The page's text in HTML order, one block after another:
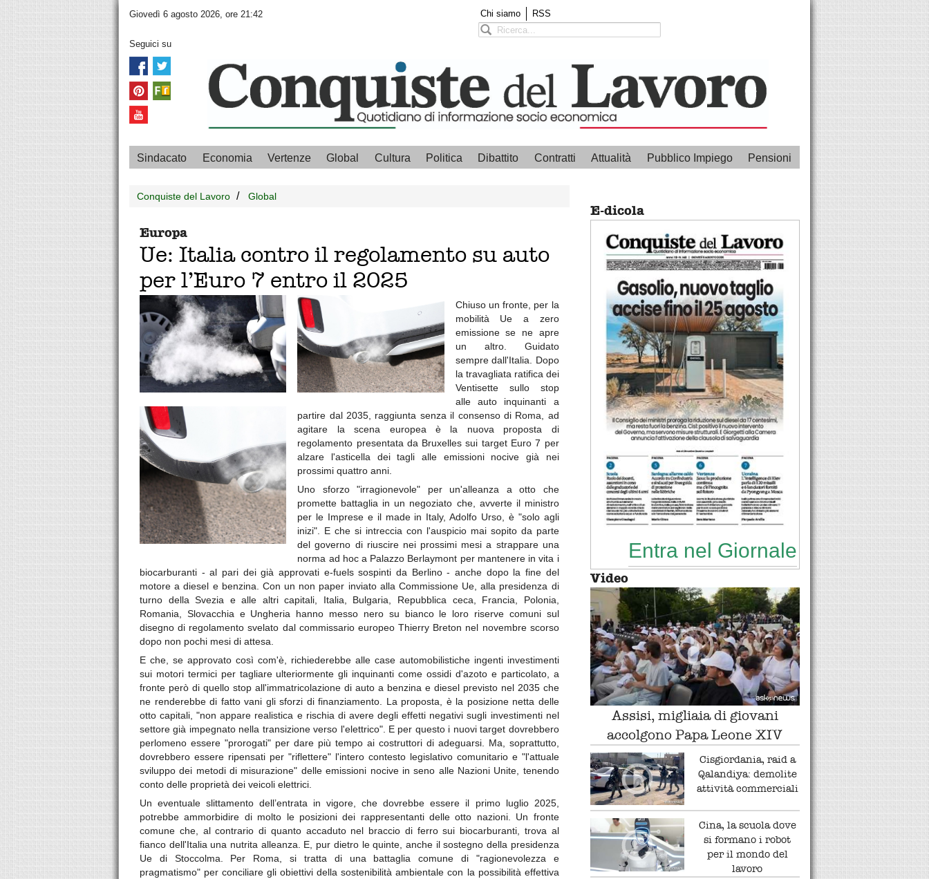
Giovedì 6 agosto 2026, ore 21:42 Chi siamo RSS
Seguici su
Sindacato Economia Vertenze Global Cultura Politica Dibattito Contratti Attualità Pubblico Impiego Pensioni
Conquiste del Lavoro Global
Europa
Ue: Italia contro il regolamento su auto
per l’Euro 7 entro il 2025
Chiuso un fronte, per la
mobilità Ue a zero
emissione se ne apre
un altro. Guidato
sempre dall'Italia. Dopo
la travagliata ratifica dei
Ventisette sullo stop
alle auto inquinanti a
partire dal 2035, raggiunta senza il consenso di Roma, ad
agitare la scena europea è la nuova proposta di
regolamento presentata da Bruxelles sui target Euro 7 per
alzare l'asticella dei tagli alle emissioni nocive già nei
prossimi quattro anni.
Uno sforzo "irragionevole" per un'alleanza a otto che
promette battaglia in un negoziato che, avverte il ministro
per le Imprese e il made in Italy, Adolfo Urso, è "solo agli
inizi". E che si intreccia con l'auspicio mai sopito da parte
del governo di riuscire nei prossimi mesi a strappare una
norma ad hoc a Palazzo Berlaymont per mantenere in vita i
biocarburanti - al pari dei già approvati e-fuels sospinti da Berlino - anche dopo la fine del
motore a diesel e benzina. Con un non paper inviato alla Commissione Ue, alla presidenza di
turno della Svezia e alle altri capitali, Italia, Bulgaria, Repubblica ceca, Francia, Polonia,
Romania, Slovacchia e Ungheria hanno messo nero su bianco le loro riserve comuni sul
disegno di regolamento svelato dal commissario europeo Thierry Breton nel novembre scorso
dopo non pochi mesi di attesa.
E che, se approvato così com'è, richiederebbe alle case automobilistiche ingenti investimenti
sui motori termici per tagliare ulteriormente gli inquinanti come ossidi d'azoto e particolato, a
fronte però di quello stop all'immatricolazione di auto a benzina e diesel previsto nel 2035 che
ne renderebbe di fatto vani gli sforzi di finanziamento. La proposta, è la posizione netta delle
otto capitali, "non appare realistica e rischia di avere degli effetti negativi sugli investimenti nel
settore già impegnato nella transizione verso l'elettrico". E per questo i nuovi target dovrebbero
perlomeno essere "prorogati" per dare più tempo ai costruttori di adeguarsi. Ma, soprattutto,
dovrebbero essere ripensati per "riflettere" l'intero contesto legislativo comunitario e "l'attuale
sviluppo dei metodi di misurazione" delle emissioni nocive in seno alle Nazioni Unite, tenendo
conto delle proprietà dei veicoli elettrici.
Un eventuale slittamento dell’entrata in vigore, che dovrebbe essere il primo luglio 2025,
potrebbe ammorbidire di molto le posizioni dei rappresentanti delle otto nazioni. Un fronte
comune che, al contrario di quanto accaduto nel braccio di ferro sui biocarburanti, trova al
fianco dell'Italia una nutrita alleanza. E, pur dietro le quinte, anche il sostegno della presidenza
Ue di Stoccolma. Per Roma, si tratta di una battaglia comune di "ragionevolezza e
pragmatismo" per conciliare gli obiettivi della sostenibilità ambientale con la possibilità effettiva
E-dicola
Entra nel Giornale
Video
Assisi, migliaia di giovani
accolgono Papa Leone XIV
Cisgiordania, raid a
Qalandiya: demolite
attività commerciali
Cina, la scuola dove
si formano i robot
per il mondo del
lavoro